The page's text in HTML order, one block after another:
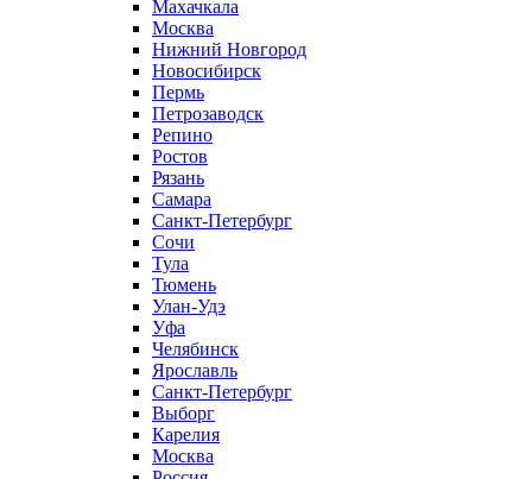
Махачкала
Москва
Нижний Новгород
Новосибирск
Пермь
Петрозаводск
Репино
Ростов
Рязань
Самара
Санкт-Петербург
Сочи
Тула
Тюмень
Улан-Удэ
Уфа
Челябинск
Ярославль
Санкт-Петербург
Выборг
Карелия
Москва